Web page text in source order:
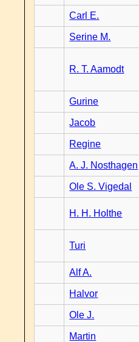
Carl E.
Serine M.
R. T. Aamodt
Gurine
Jacob
Regine
A. J. Nosthagen
Ole S. Vigedal
H. H. Holthe
Turi
Alf A.
Halvor
Ole J.
Martin